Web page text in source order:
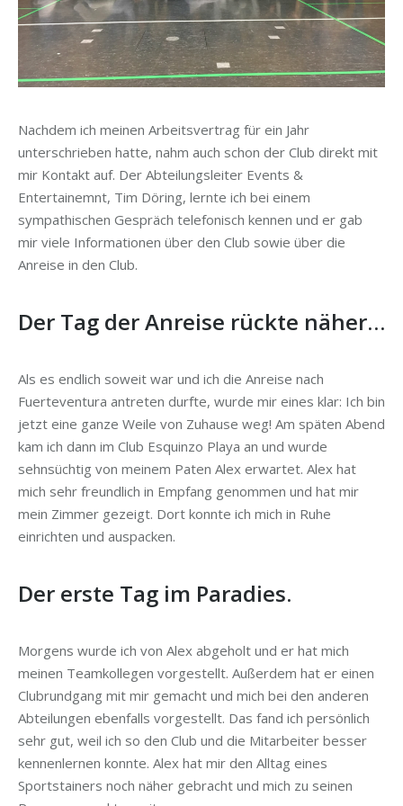
Nachdem ich meinen Arbeitsvertrag für ein Jahr
unterschrieben hatte, nahm auch schon der Club direkt mit
mir Kontakt auf. Der Abteilungsleiter Events &
Entertainemnt, Tim Döring, lernte ich bei einem
sympathischen Gespräch telefonisch kennen und er gab
mir viele Informationen über den Club sowie über die
Anreise in den Club.
Der Tag der Anreise rückte näher…
Als es endlich soweit war und ich die Anreise nach
Fuerteventura antreten durfte, wurde mir eines klar: Ich bin
jetzt eine ganze Weile von Zuhause weg! Am späten Abend
kam ich dann im Club Esquinzo Playa an und wurde
sehnsüchtig von meinem Paten Alex erwartet. Alex hat
mich sehr freundlich in Empfang genommen und hat mir
mein Zimmer gezeigt. Dort konnte ich mich in Ruhe
einrichten und auspacken.
Der erste Tag im Paradies.
Morgens wurde ich von Alex abgeholt und er hat mich
meinen Teamkollegen vorgestellt. Außerdem hat er einen
Clubrundgang mit mir gemacht und mich bei den anderen
Abteilungen ebenfalls vorgestellt. Das fand ich persönlich
sehr gut, weil ich so den Club und die Mitarbeiter besser
kennenlernen konnte. Alex hat mir den Alltag eines
Sportstainers noch näher gebracht und mich zu seinen